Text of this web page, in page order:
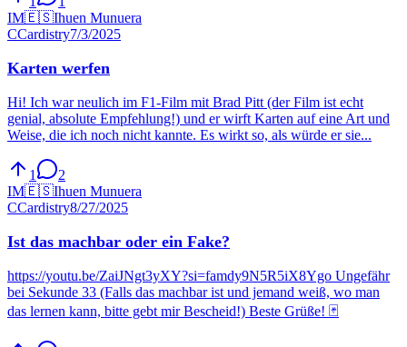
IM🇪🇸Ihuen Munuera
CCardistry7/3/2025
Karten werfen
Hi! Ich war neulich im F1-Film mit Brad Pitt (der Film ist echt
genial, absolute Empfehlung!) und er wirft Karten auf eine Art und
Weise, die ich noch nicht kannte. Es wirkt so, als würde er sie...
1
2
IM🇪🇸Ihuen Munuera
CCardistry8/27/2025
Ist das machbar oder ein Fake?
https://youtu.be/ZaiJNgt3yXY?si=famdy9N5R5iX8Ygo Ungefähr
bei Sekunde 33 (Falls das machbar ist und jemand weiß, wo man
das lernen kann, bitte gebt mir Bescheid!) Beste Grüße! 🃏